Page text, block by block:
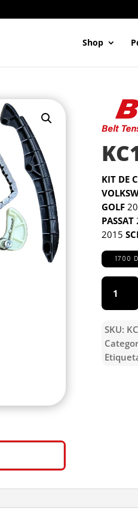
Shop
KIT DE
GOLF
PASSAT
2015
1700
KC1036
SKU: